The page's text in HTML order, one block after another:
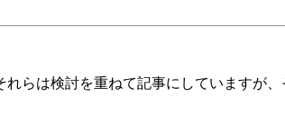
らは検討を重ねて記事にしていますが